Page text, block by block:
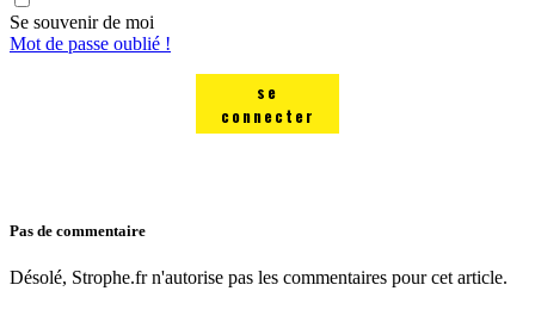
Se souvenir de moi
Mot de passe oublié !
se
connecter
Pas de commentaire
Désolé, Strophe.fr n'autorise pas les commentaires pour cet article.